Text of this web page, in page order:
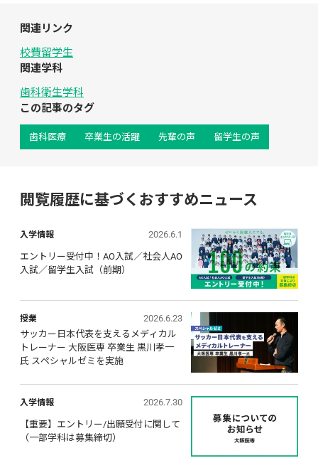
関連リンク
校費留学生
関連学科
歯科衛生学科
この記事のタグ
歯科医療 卒業生の活躍 先輩の声 留学生の声
閲覧履歴に基づくおすすめニュース
入学情報 2026.6.1
エントリー受付中！AO入試／社会人AO
入試／留学生入試（前期）
授業
2026.6.23
サッカー日本代表を支えるメディカル
トレーナー 大阪医専 卒業生 黒川孝一
氏 スペシャルゼミを実施
入学情報 2026.7.30
【重要】エントリー/出願受付に関して
（一部学科は募集締切）